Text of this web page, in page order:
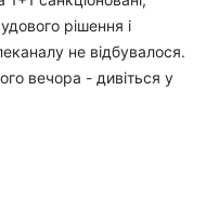
рішення і
не відбувалося.
вечора - дивіться у